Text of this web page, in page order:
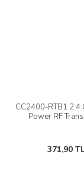
CC2400-RTB1 2.4
Power RF
371,90